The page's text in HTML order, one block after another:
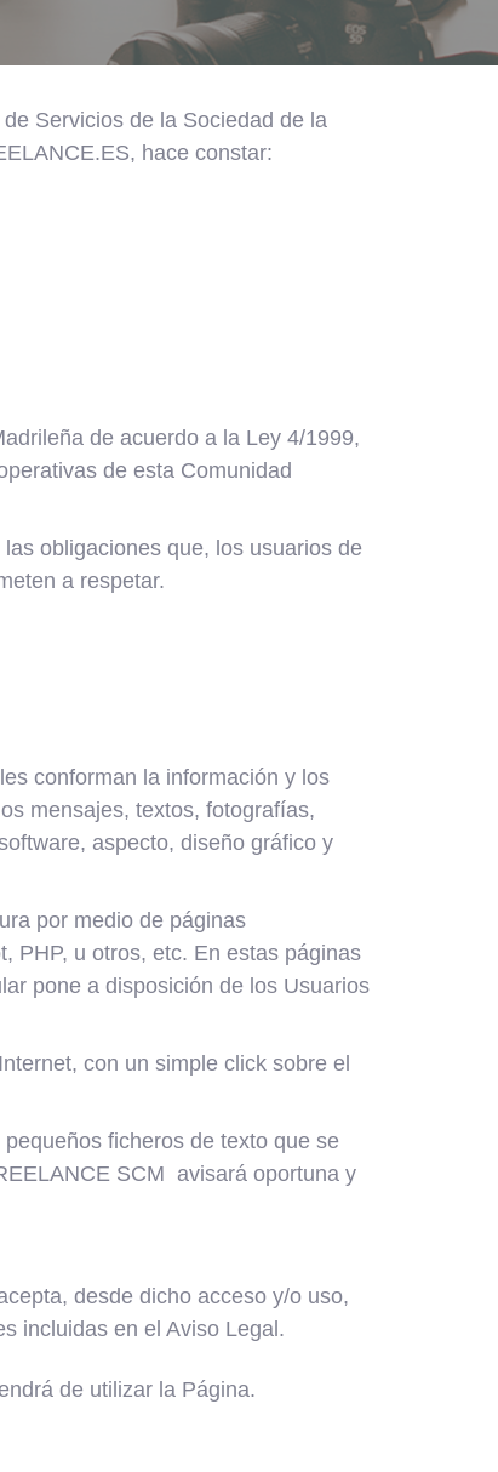
Servicios de la Sociedad de la
hace constar:
de acuerdo a la Ley 4/1999,
de esta Comunidad
obligaciones que, los usuarios de
a respetar.
conforman la información y los
mensajes, textos, fotografías,
aspecto, diseño gráfico y
por medio de páginas
PHP, u otros, etc. En estas páginas
pone a disposición de los Usuarios
con un simple click sobre el
ficheros de texto que se
SCM avisará oportuna y
desde dicho acceso y/o uso,
incluidas en el Aviso Legal.
de utilizar la Página.